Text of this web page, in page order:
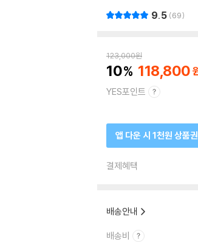
9.5 69
123,000원
10 118,800
YES포인트
앱 다운 시 1천원 상품권
결제혜택
배송안내
배송비